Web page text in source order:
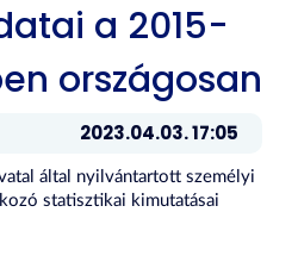
a 2015-
országosan
2023.04.03. 17:05
által nyilvántartott személyi
statisztikai kimutatásai